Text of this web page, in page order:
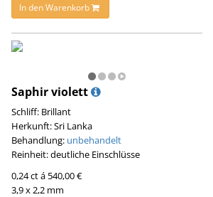
In den Warenkorb
Saphir violett
Schliff: Brillant
Herkunft: Sri Lanka
Behandlung: unbehandelt
Reinheit: deutliche Einschlüsse
0,24 ct á 540,00 €
3,9 x 2,2 mm